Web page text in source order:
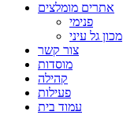
אתרים מומלצים
פנימי
מכון גל עיני
צור קשר
מוסדות
קהילה
פעילות
עמוד בית